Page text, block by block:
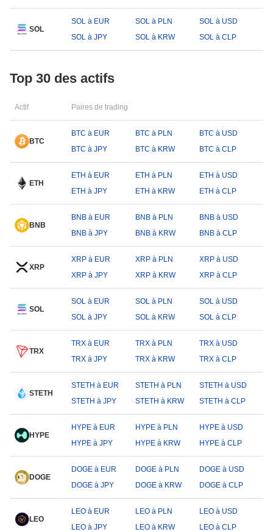
SOL
SOL à EUR SOL à PLN
SOL à USD
SOL à JPY
SOL à KRW SOL à CLP
Top 30 des actifs
Actif Paires de trading
BTC
BTC à EUR BTC à PLN
BTC à USD
BTC à JPY
BTC à KRW BTC à CLP
ETH
ETH à EUR ETH à PLN
ETH à USD
ETH à JPY
ETH à KRW ETH à CLP
BNB
BNB à EUR BNB à PLN
BNB à USD
BNB à JPY
BNB à KRW BNB à CLP
XRP
XRP à EUR XRP à PLN
XRP à USD
XRP à JPY
XRP à KRW XRP à CLP
SOL
SOL à EUR SOL à PLN
SOL à USD
SOL à JPY
SOL à KRW SOL à CLP
TRX
TRX à EUR TRX à PLN
TRX à USD
TRX à JPY
TRX à KRW TRX à CLP
STETH
STETH à EUR STETH à PLN
STETH à USD
STETH à JPY
STETH à KRW STETH à CLP
HYPE
HYPE à EUR HYPE à PLN
HYPE à USD
HYPE à JPY
HYPE à KRW HYPE à CLP
DOGE
DOGE à EUR DOGE à PLN
DOGE à USD
DOGE à JPY
DOGE à KRW DOGE à CLP
LEO
LEO à EUR LEO à PLN
LEO à USD
LEO à JPY
LEO à KRW LEO à CLP